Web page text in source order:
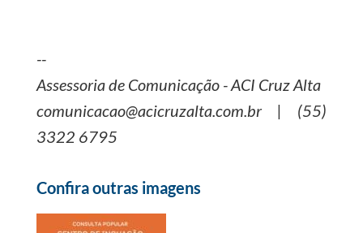
--
Assessoria de Comunicação - ACI Cruz Alta
comunicacao@acicruzalta.com.br | (55)
3322 6795
Confira outras imagens